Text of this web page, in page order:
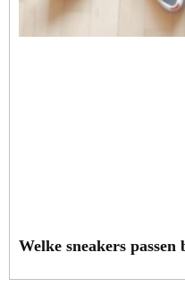
Welke sneakers